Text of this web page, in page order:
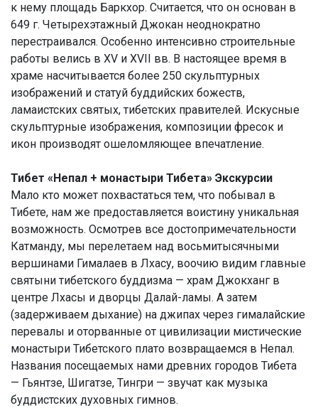
к нему площадь Баркхор. Считается, что он основан в
649 г. Четырехэтажный Джокан неоднократно
перестраивался. Особенно интенсивно строительные
работы велись в XV и XVII вв. В настоящее время в
храме насчитывается более 250 скульптурных
изображений и статуй буддийских божеств,
ламаистских святых, тибетских правителей. Искусные
скульптурные изображения, композиции фресок и
икон производят ошеломляющее впечатление.
Тибет «Непал + монастыри Тибета» Экскурсии
Мало кто может похвастаться тем, что побывал в
Тибете, нам же предоставляется воистину уникальная
возможность. Осмотрев все достопримечательности
Катманду, мы перелетаем над восьмитысячными
вершинами Гималаев в Лхасу, воочию видим главные
святыни тибетского буддизма — храм Джокханг в
центре Лхасы и дворцы Далай-ламы. А затем
(задерживаем дыхание) на джипах через гималайские
перевалы и оторванные от цивилизации мистические
монастыри Тибетского плато возвращаемся в Непал.
Названия посещаемых нами древних городов Тибета
— Гьянтзе, Шигатзе, Тингри — звучат как музыка
буддистских духовных гимнов.